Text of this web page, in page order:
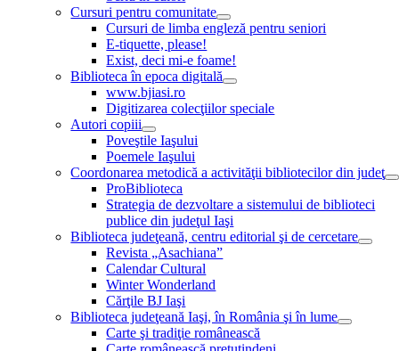
Cursuri pentru comunitate
Cursuri de limba engleză pentru seniori
E-tiquette, please!
Exist, deci mi-e foame!
Biblioteca în epoca digitală
www.bjiasi.ro
Digitizarea colecţiilor speciale
Autori copiii
Poveştile Iaşului
Poemele Iaşului
Coordonarea metodică a activităţii bibliotecilor din judeţ
ProBiblioteca
Strategia de dezvoltare a sistemului de biblioteci
publice din judeţul Iaşi
Biblioteca judeţeană, centru editorial şi de cercetare
Revista „Asachiana”
Calendar Cultural
Winter Wonderland
Cărţile BJ Iaşi
Biblioteca judeţeană Iaşi, în România şi în lume
Carte şi tradiţie românească